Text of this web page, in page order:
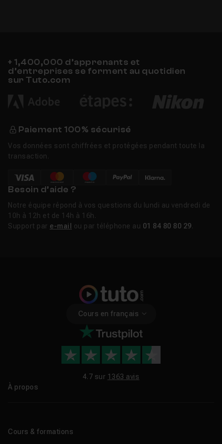
+ 1,400,000 d’apprenants et
d’entreprises se forment au quotidien
sur Tuto.com
Paiement 100% sécurisé
Vos données sont chiffrées et protégées pendant toute la
transaction.
Besoin d’aide ?
Notre équipe répond à vos questions du lundi au vendredi de
10h à 12h et de 14h à 16h.
Support par e-mail ou par téléphone au 01 84 80 80 29
Cours en français
4.7 sur 1363 avis
À propos
Cours & formations